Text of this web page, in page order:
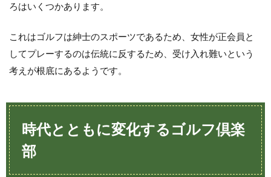
ろはいくつかあります。
これはゴルフは紳士のスポーツであるため、女性が正会員と
してプレーするのは伝統に反するため、受け入れ難いという
考えが根底にあるようです。
時代とともに変化するゴルフ倶楽
部